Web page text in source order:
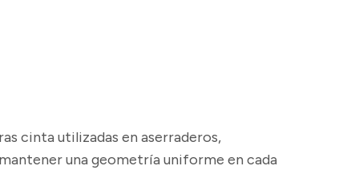
cinta utilizadas en aserraderos,
una geometría uniforme en cada